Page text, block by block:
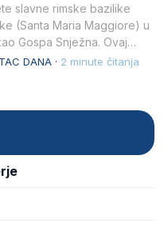
slavne rimske bazilike
(Santa Maria Maggiore) u
Gospa Snježna. Ovaj
DANA · 2 minute čitanja